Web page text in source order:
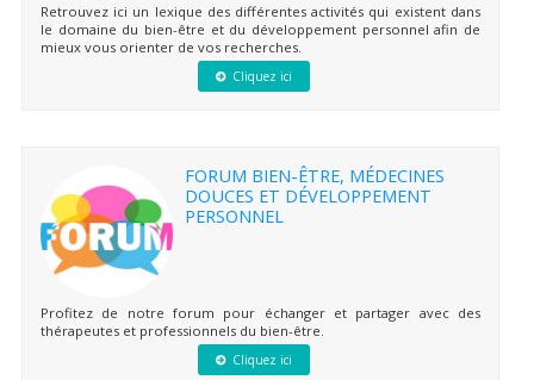
Retrouvez ici un lexique des différentes activités qui existent dans
le domaine du bien-être et du développement personnel afin de
mieux vous orienter de vos recherches.
Cliquez ici
FORUM BIEN-ÊTRE, MÉDECINES
DOUCES ET DÉVELOPPEMENT
PERSONNEL
Profitez de notre forum pour échanger et partager avec des
thérapeutes et professionnels du bien-être.
Cliquez ici